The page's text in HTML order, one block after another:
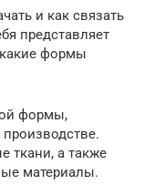
и как связать
представляет
какие формы
формы,
ткани, а также
материалы.